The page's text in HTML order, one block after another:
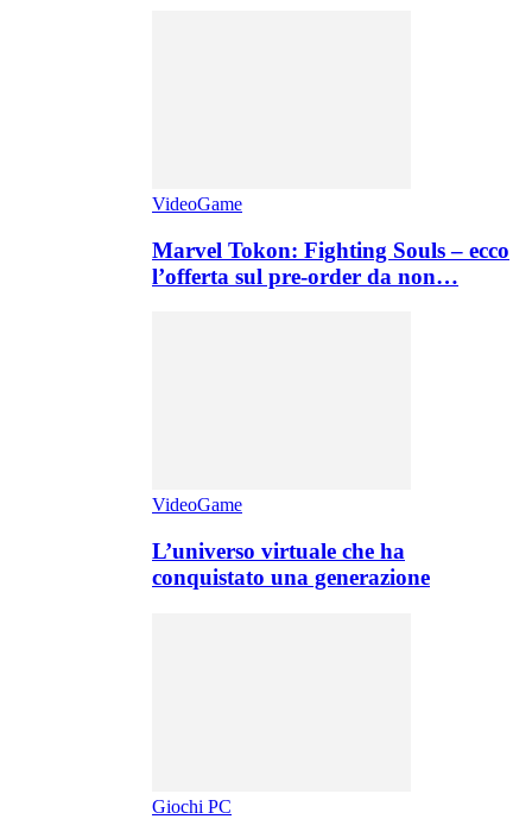
VideoGame
Marvel Tokon: Fighting Souls – ecco
l’offerta sul pre-order da non…
VideoGame
L’universo virtuale che ha
conquistato una generazione
Giochi PC